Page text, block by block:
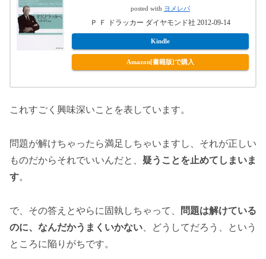
posted with ヨメレバ
Ｐ Ｆ ドラッカー ダイヤモンド社 2012-09-14
Kindle
Amazon[書籍版]で購入
これすごく興味深いことを表しています。
問題が解けちゃったら満足しちゃいますし、それが正しい
ものだからそれでいいんだと、 疑うことを止めてしまいま
す。
で、その答えとやらに固執しちゃって、
問題は解けている
のに、なんだかうまくいかない 、どうしてだろう、という
ところに陥りがちです。